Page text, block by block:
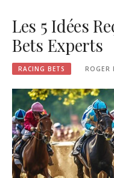
Les 5 Idées
Bets Experts
RACING BETS ROGER